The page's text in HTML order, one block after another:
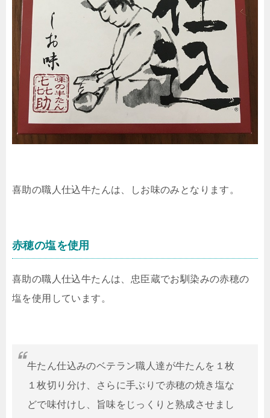
喜助の職人仕込牛たんは、しお味のみとなります。
赤穂の塩を使用
喜助の職人仕込牛たんは、忠臣蔵でお馴染みの赤穂の
塩を使用しています。
牛たん仕込みのベテラン職人達が牛たんを１枚
１枚切り分け、さらに手ぶりで赤穂の焼き塩な
どで味付けし、旨味をじっくりと熟成させまし